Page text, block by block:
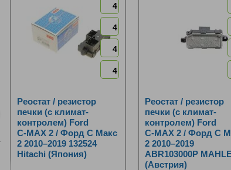
4
4
4
4
Реостат / резистор
печки (с климат-
контролем) Ford
C‑MAX 2 / Форд С Макс
2 2010–2019 132524
Hitachi (Япония)
Реостат / резистор
печки (с климат-
контролем) Ford
C‑MAX 2 / Форд С
2 2010–2019
ABR103000P
(Австрия)